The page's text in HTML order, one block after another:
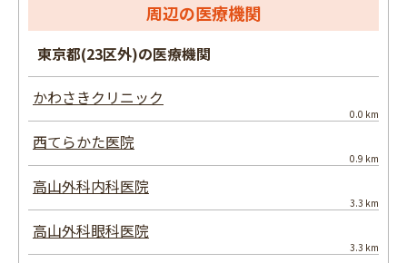
周辺の医療機関
東京都(23区外)の医療機関
かわさきクリニック
0.0 km
西てらかた医院
0.9 km
高山外科内科医院
3.3 km
高山外科眼科医院
3.3 km